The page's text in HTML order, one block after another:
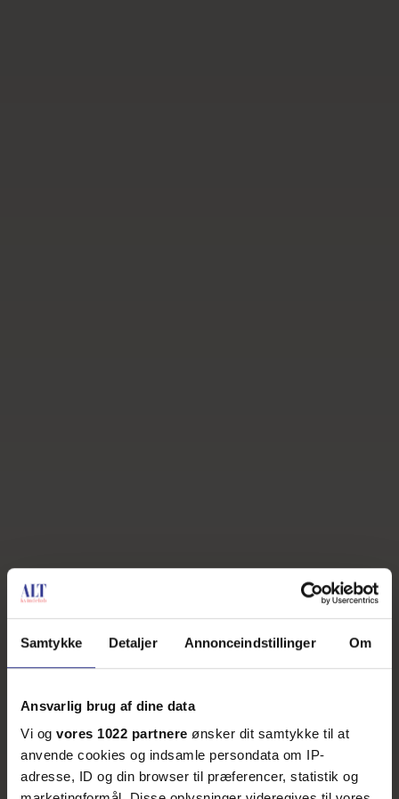
Samtykke Detaljer Annonceindstillinger Om
Ansvarlig brug af dine data
Vi og vores 1022 partnere ønsker dit samtykke til at
anvende cookies og indsamle persondata om IP-
adresse, ID og din browser til præferencer, statistik og